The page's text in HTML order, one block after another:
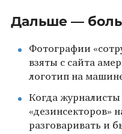
Дальше —
Фотографии
взяты с сайта
логотип на
Когда журналисты
«дезинсекторов»
разговаривать и